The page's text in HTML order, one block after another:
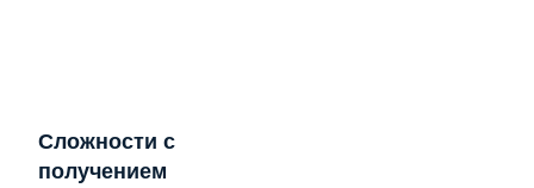
Сложности с
получением